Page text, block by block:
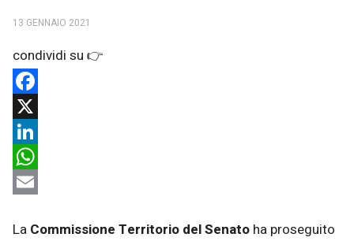
13 GENNAIO 2021
Facebook
X
LinkedIn
WhatsApp
La Commissione Territorio del Senato ha proseguito